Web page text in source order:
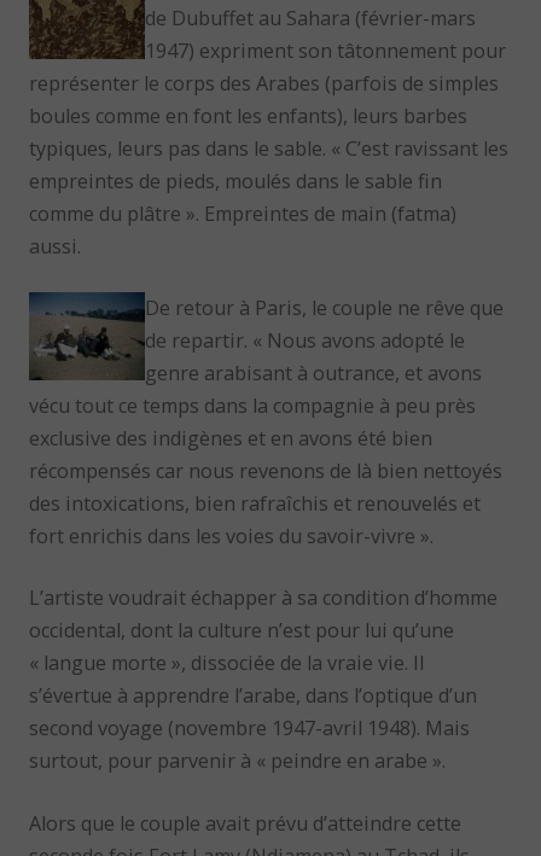
de Dubuffet au Sahara (février-mars
1947) expriment son tâtonnement pour
représenter le corps des Arabes (parfois de simples
boules comme en font les enfants), leurs barbes
typiques, leurs pas dans le sable. « C’est ravissant les
empreintes de pieds, moulés dans le sable fin
comme du plâtre ». Empreintes de main (fatma)
aussi.
De retour à Paris, le couple ne rêve que
de repartir. « Nous avons adopté le
genre arabisant à outrance, et avons
vécu tout ce temps dans la compagnie à peu près
exclusive des indigènes et en avons été bien
récompensés car nous revenons de là bien nettoyés
des intoxications, bien rafraîchis et renouvelés et
fort enrichis dans les voies du savoir-vivre ».
L’artiste voudrait échapper à sa condition d’homme
occidental, dont la culture n’est pour lui qu’une
« langue morte », dissociée de la vraie vie. Il
s’évertue à apprendre l’arabe, dans l’optique d’un
second voyage (novembre 1947-avril 1948). Mais
surtout, pour parvenir à « peindre en arabe ».
Alors que le couple avait prévu d’atteindre cette